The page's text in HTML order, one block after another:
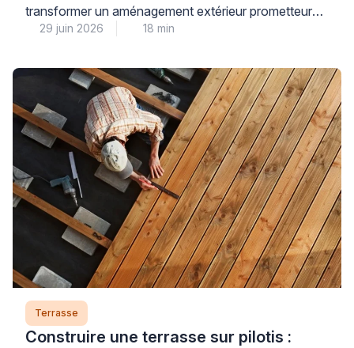
transformer un aménagement extérieur prometteur
en véritable inconfort au quotidien, mais plusieurs
surface agréable sans nécessairement tout refaire.
Ce défaut résulte généralement d’une mise en œuvre
inadaptée – dosage du désactivant mal calibré,
lavage trop agressif ou choix de granulats inadéquats
[…]
29 juin 2026 18 min
Terrasse
Construire une terrasse sur pilotis :